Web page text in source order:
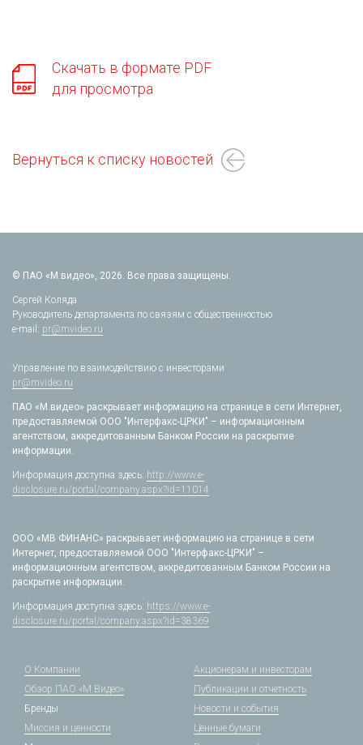
Скачать в формате PDF
для просмотра
Вернуться к списку новостей
© ПАО «М.видео», 2026. Все права защищены.
Сергей Коляда
Руководитель департамента по связям с общественностью
e-mail: pr@mvideo.ru
Управление по взаимодействию с инвесторами
pr@mvideo.ru
ПАО «М.видео» раскрывает информацию на странице в сети Интернет,
предоставляемой ООО "Интерфакс-ЦРКИ" – информационным
агентством, аккредитованным Банком России на раскрытие
информации.
Информация доступна здесь: http://www.e-
disclosure.ru/portal/company.aspx?id=11014
ООО «МВ ФИНАНС» раскрывает информацию на странице в сети
Интернет, предоставляемой ООО "Интерфакс-ЦРКИ" –
информационным агентством, аккредитованным Банком России на
раскрытие информации.
Информация доступна здесь: https://www.e-
disclosure.ru/portal/company.aspx?id=38369
О Компании
Обзор ПАО «М.Видео»
Бренды
Миссия и ценности
Акционерам и инвесторам
Публикации и отчетность
Новости и события
Ценные бумаги